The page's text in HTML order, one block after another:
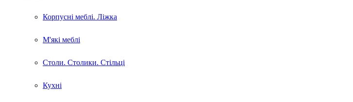
Корпусні меблі. Ліжка
М'які меблі
Столи. Столики. Стільці
Кухні